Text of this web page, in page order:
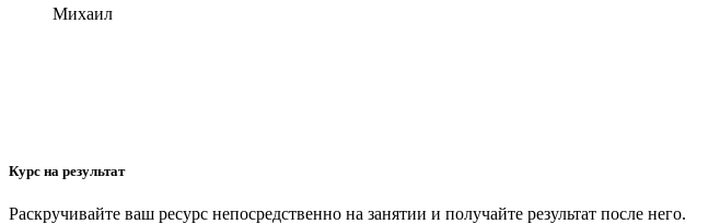
Михаил
Курс на результат
Раскручивайте ваш ресурс непосредственно на занятии и получайте результат после него.